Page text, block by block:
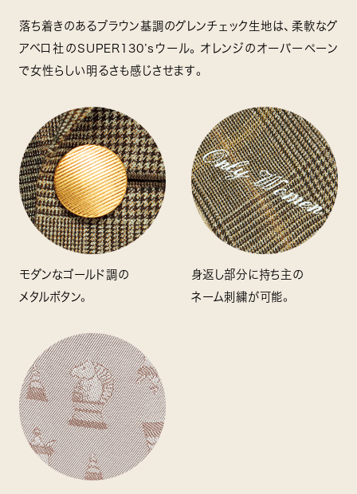
落ち着きのあるブラウン基調のグレンチェック生地は、柔軟なグ
アベロ社のSUPER130’sウール。オレンジのオーバーペーン
で女性らしい明るさも感じさせます。
モダンなゴールド調の
メタルボタン。
身返し部分に持ち主の
ネーム刺繍が可能。